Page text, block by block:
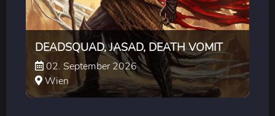
DEADSQUAD, JASAD, DEATH VOMIT
02. September 2026
Wien